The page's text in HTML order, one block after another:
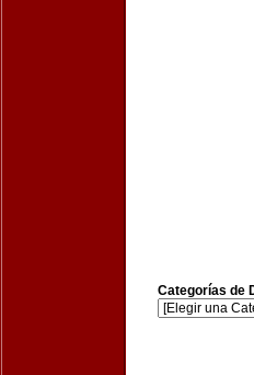
Categorías de